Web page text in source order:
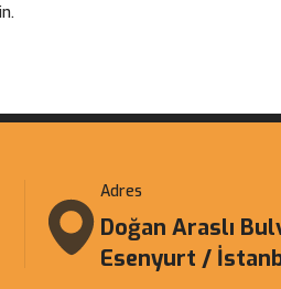
Adres
Doğan Araslı
Esenyurt /